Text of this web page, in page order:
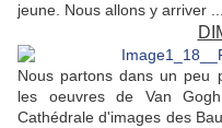
jeune. Nous allons y arriver
Nous partons dans un peu
les oeuvres de Van
Cathédrale d'images des